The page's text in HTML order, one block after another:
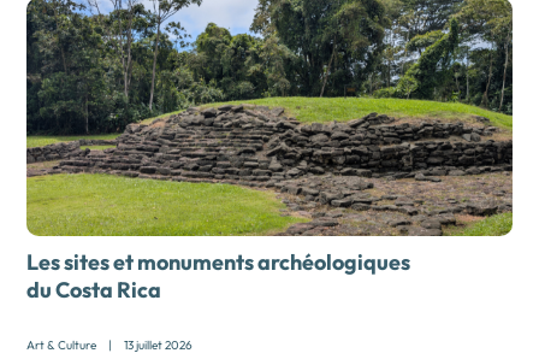
Les sites et monuments archéologiques
du Costa Rica
Art & Culture | 13 juillet 2026